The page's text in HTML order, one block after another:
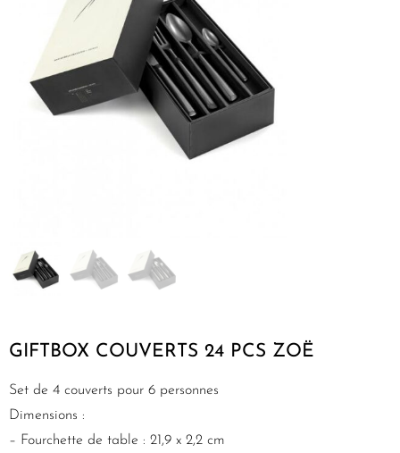
GIFTBOX COUVERTS 24 PCS ZOË
Set de 4 couverts pour 6 personnes
Dimensions :
– Fourchette de table : 21,9 x 2,2 cm